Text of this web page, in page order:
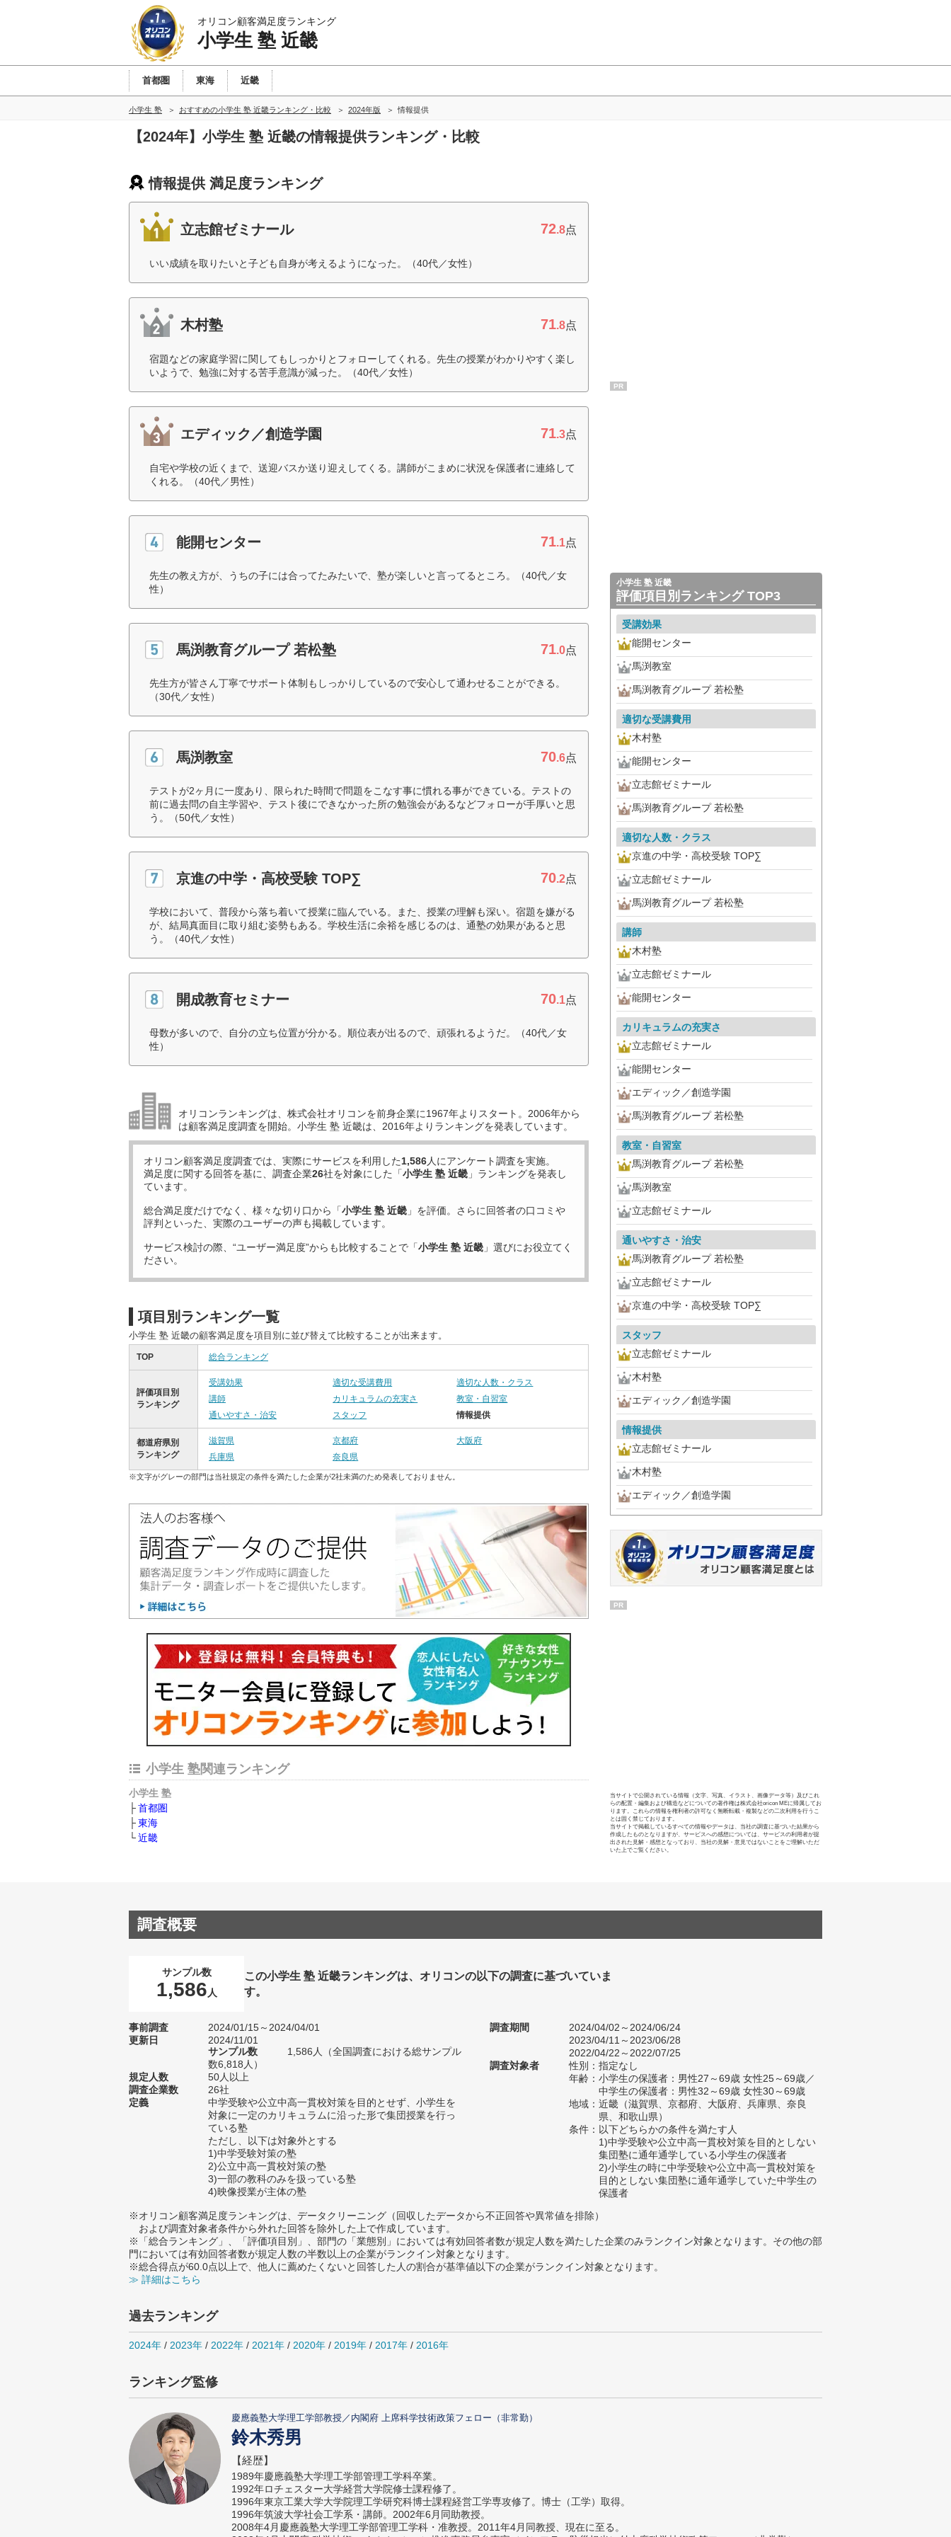
オリコン顧客満足度ランキング
小学生 塾 近畿
首都圏 東海 近畿
小学生 塾 おすすめの小学生 塾 近畿ランキング・比較 2024年版 情報提供
【2024年】小学生 塾 近畿の情報提供ランキング・比較
情報提供 満足度ランキング
立志館ゼミナール 72.8点
いい成績を取りたいと子ども自身が考えるようになった。（40代／女性）
木村塾 71.8点
宿題などの家庭学習に関してもしっかりとフォローしてくれる。先生の授業がわかりやすく楽し
いようで、勉強に対する苦手意識が減った。（40代／女性）
エディック／創造学園 71.3点
自宅や学校の近くまで、送迎バスか送り迎えしてくる。講師がこまめに状況を保護者に連絡して
くれる。（40代／男性）
能開センター 71.1点
先生の教え方が、うちの子には合ってたみたいで、塾が楽しいと言ってるところ。（40代／女
性）
馬渕教育グループ 若松塾 71.0点
先生方が皆さん丁寧でサポート体制もしっかりしているので安心して通わせることができる。
（30代／女性）
馬渕教室 70.6点
テストが2ヶ月に一度あり、限られた時間で問題をこなす事に慣れる事ができている。テストの
前に過去問の自主学習や、テスト後にできなかった所の勉強会があるなどフォローが手厚いと思
う。（50代／女性）
京進の中学・高校受験 TOP∑ 70.2点
学校において、普段から落ち着いて授業に臨んでいる。また、授業の理解も深い。宿題を嫌がる
が、結局真面目に取り組む姿勢もある。学校生活に余裕を感じるのは、通塾の効果があると思
う。（40代／女性）
開成教育セミナー 70.1点
母数が多いので、自分の立ち位置が分かる。順位表が出るので、頑張れるようだ。（40代／女
性）
オリコンランキングは、株式会社オリコンを前身企業に1967年よりスタート。2006年から
は顧客満足度調査を開始。小学生 塾 近畿は、2016年よりランキングを発表しています。
オリコン顧客満足度調査では、実際にサービスを利用した1,586人にアンケート調査を実施。
満足度に関する回答を基に、調査企業26社を対象にした「小学生 塾 近畿 」ランキングを発表し
ています。
総合満足度だけでなく、様々な切り口から「小学生 塾 近畿 」を評価。さらに回答者の口コミや
評判といった、実際のユーザーの声も掲載しています。
サービス検討の際、“ユーザー満足度”からも比較することで「小学生 塾 近畿 」選びにお役立てく
ださい。
項目別ランキング一覧
小学生 塾 近畿の顧客満足度を項目別に並び替えて比較することが出来ます。
TOP 総合ランキング
評価項目別
ランキング
受講効果 適切な受講費用
適切な人数・クラス
講師
カリキュラムの充実さ
教室・自習室
通いやすさ・治安
スタッフ 情報提供
都道府県別
ランキング
滋賀県 京都府
大阪府
兵庫県
奈良県
※文字がグレーの部門は当社規定の条件を満たした企業が2社未満のため発表しておりません。
小学生 塾関連ランキング
小学生 塾
首都圏
東海
近畿
PR
小学生 塾 近畿
評価項目別ランキング TOP3
受講効果
能開センター
馬渕教室
馬渕教育グループ 若松塾
適切な受講費用
木村塾
能開センター
立志館ゼミナール
馬渕教育グループ 若松塾
適切な人数・クラス
京進の中学・高校受験 TOP∑
立志館ゼミナール
馬渕教育グループ 若松塾
講師
木村塾
立志館ゼミナール
能開センター
カリキュラムの充実さ
立志館ゼミナール
能開センター
エディック／創造学園
馬渕教育グループ 若松塾
教室・自習室
馬渕教育グループ 若松塾
馬渕教室
立志館ゼミナール
通いやすさ・治安
馬渕教育グループ 若松塾
立志館ゼミナール
京進の中学・高校受験 TOP∑
スタッフ
立志館ゼミナール
木村塾
エディック／創造学園
情報提供
立志館ゼミナール
木村塾
エディック／創造学園
PR
当サイトで公開されている情報（文字、写真、イラスト、画像データ等）及びこれ
らの配置・編集および構造などについての著作権は株式会社oricon MEに帰属してお
ります。これらの情報を権利者の許可なく無断転載・複製などの二次利用を行うこ
とは固く禁じております。
当サイトで掲載しているすべての情報やデータは、当社の調査に基づいた結果から
作成したものとなりますが、サービスへの感想については、サービスの利用者が提
出された見解・感想となっており、当社の見解・意見ではないことをご理解いただ
いた上でご覧ください。
調査概要
サンプル数
1,586 人
この小学生 塾 近畿ランキングは、オリコンの以下の調査に基づいていま
す。
事前調査
2024/01/15～2024/04/01
更新日
2024/11/01
サンプル数
1,586人（全国調査における総サンプル
数6,818人）
規定人数
50人以上
調査企業数
26社
定義
中学受験や公立中高一貫校対策を目的とせず、小学生を
対象に一定のカリキュラムに沿った形で集団授業を行っ
ている塾
ただし、以下は対象外とする
1)中学受験対策の塾
2)公立中高一貫校対策の塾
3)一部の教科のみを扱っている塾
4)映像授業が主体の塾
調査期間
2024/04/02～2024/06/24
2023/04/11～2023/06/28
2022/04/22～2022/07/25
調査対象者
性別：指定なし
年齢：小学生の保護者：男性27～69歳 女性25～69歳／
中学生の保護者：男性32～69歳 女性30～69歳
地域：近畿（滋賀県、京都府、大阪府、兵庫県、奈良
県、和歌山県）
条件：以下どちらかの条件を満たす人
1)中学受験や公立中高一貫校対策を目的としない
集団塾に通年通学している小学生の保護者
2)小学生の時に中学受験や公立中高一貫校対策を
目的としない集団塾に通年通学していた中学生の
保護者
※オリコン顧客満足度ランキングは、データクリーニング（回収したデータから不正回答や異常値を排除）
および調査対象者条件から外れた回答を除外した上で作成しています。
※「総合ランキング」、「評価項目別」、部門の「業態別」においては有効回答者数が規定人数を満たした企業のみランクイン対象となります。その他の部
門においては有効回答者数が規定人数の半数以上の企業がランクイン対象となります。
※総合得点が60.0点以上で、他人に薦めたくないと回答した人の割合が基準値以下の企業がランクイン対象となります。
≫ 詳細はこちら
過去ランキング
2024年 / 2023年 / 2022年 / 2021年 / 2020年 / 2019年 / 2017年 / 2016年
ランキング監修
慶應義塾大学理工学部教授／内閣府 上席科学技術政策フェロー（非常勤）
鈴木秀男
【経歴】
1989年慶應義塾大学理工学部管理工学科卒業。
1992年ロチェスター大学経営大学院修士課程修了。
1996年東京工業大学大学院理工学研究科博士課程経営工学専攻修了。博士（工学）取得。
1996年筑波大学社会工学系・講師。2002年6月同助教授。
2008年4月慶應義塾大学理工学部管理工学科・准教授。2011年4月同教授、現在に至る。